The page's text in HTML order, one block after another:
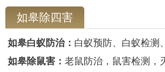
如皋除四害
如皋白蚁防治： 白蚁预防、白蚁检测
如皋除鼠害： 老鼠防治，鼠害检测，